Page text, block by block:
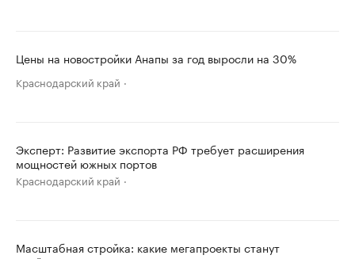
Цены на новостройки Анапы за год выросли на 30%
Краснодарский край
Эксперт: Развитие экспорта РФ требует расширения
мощностей южных портов
Краснодарский край
Масштабная стройка: какие мегапроекты станут